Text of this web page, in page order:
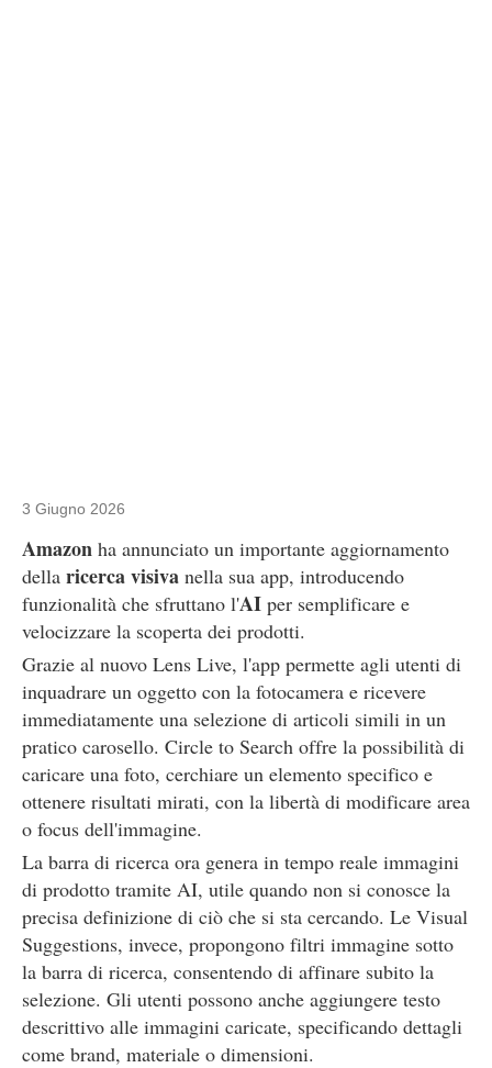
3 Giugno 2026
Amazon ha annunciato un importante aggiornamento
della ricerca visiva nella sua app, introducendo
funzionalità che sfruttano l'AI per semplificare e
velocizzare la scoperta dei prodotti.
Grazie al nuovo Lens Live, l'app permette agli utenti di
inquadrare un oggetto con la fotocamera e ricevere
immediatamente una selezione di articoli simili in un
pratico carosello. Circle to Search offre la possibilità di
caricare una foto, cerchiare un elemento specifico e
ottenere risultati mirati, con la libertà di modificare area
o focus dell'immagine.
La barra di ricerca ora genera in tempo reale immagini
di prodotto tramite AI, utile quando non si conosce la
precisa definizione di ciò che si sta cercando. Le Visual
Suggestions, invece, propongono filtri immagine sotto
la barra di ricerca, consentendo di affinare subito la
selezione. Gli utenti possono anche aggiungere testo
descrittivo alle immagini caricate, specificando dettagli
come brand, materiale o dimensioni.